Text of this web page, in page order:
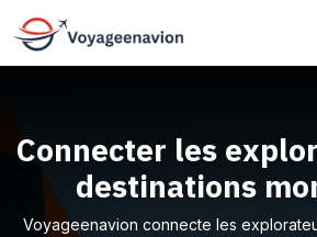
Connecter les
destinations
Voyageenavion connecte les